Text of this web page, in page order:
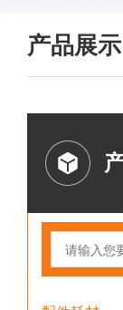
产品展示